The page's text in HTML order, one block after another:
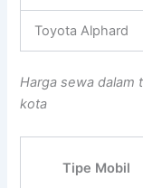
Toyota Alphard
Harga sewa dalam
kota
Tipe Mobil